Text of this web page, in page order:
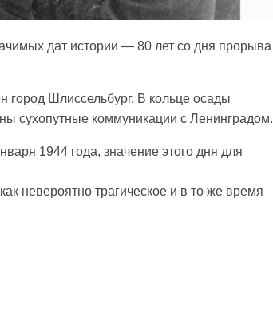
дат истории — 80 лет со дня прорыва
город Шлиссельбург. В кольце осады
сухопутные коммуникации с Ленинградом.
1944 года, значение этого дня для
невероятно трагическое и в то же время